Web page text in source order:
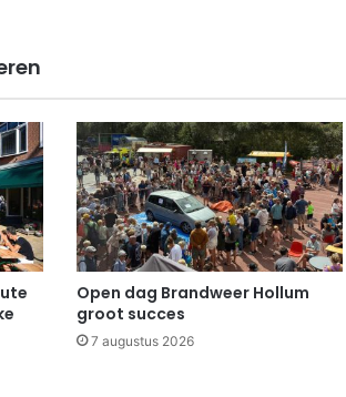
Open dag Brandweer Hollum
groot succes
7 augustus 2026